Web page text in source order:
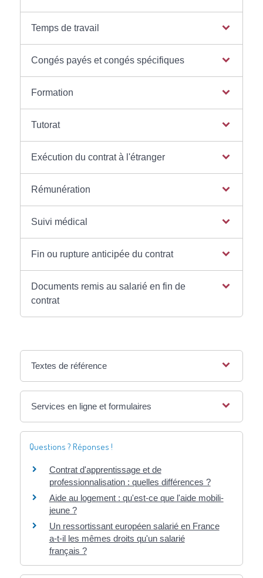
Temps de travail
Congés payés et congés spécifiques
Formation
Tutorat
Exécution du contrat à l'étranger
Rémunération
Suivi médical
Fin ou rupture anticipée du contrat
Documents remis au salarié en fin de
contrat
Textes de référence
Services en ligne et formulaires
Questions ? Réponses !
Contrat d'apprentissage et de
professionnalisation : quelles différences ?
Aide au logement : qu'est-ce que l'aide mobili-
jeune ?
Un ressortissant européen salarié en France
a-t-il les mêmes droits qu'un salarié
français ?